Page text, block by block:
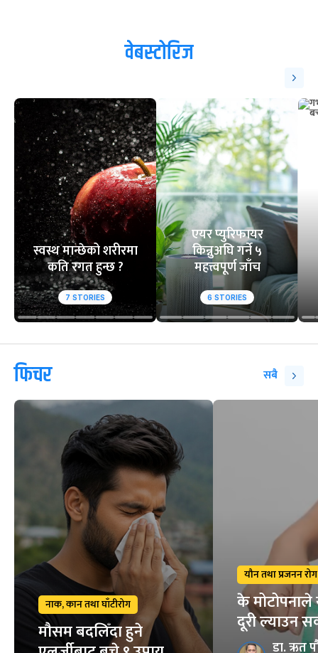
वेबस्टोरिज
स्वस्थ मान्छेको शरीरमा
कति रगत हुन्छ ?
7 STORIES
एयर प्युरिफायर
किन्नुअघि गर्ने ५
महत्त्वपूर्ण जाँच
6 STORIES
फिचर सबै
नाक, कान तथा घाँटीरोग
मौसम बदलिँदा हुने
यौन तथा प्रजनन रोग
के मोटोपनाले
दूरी ल्याउन
डा. ऋत